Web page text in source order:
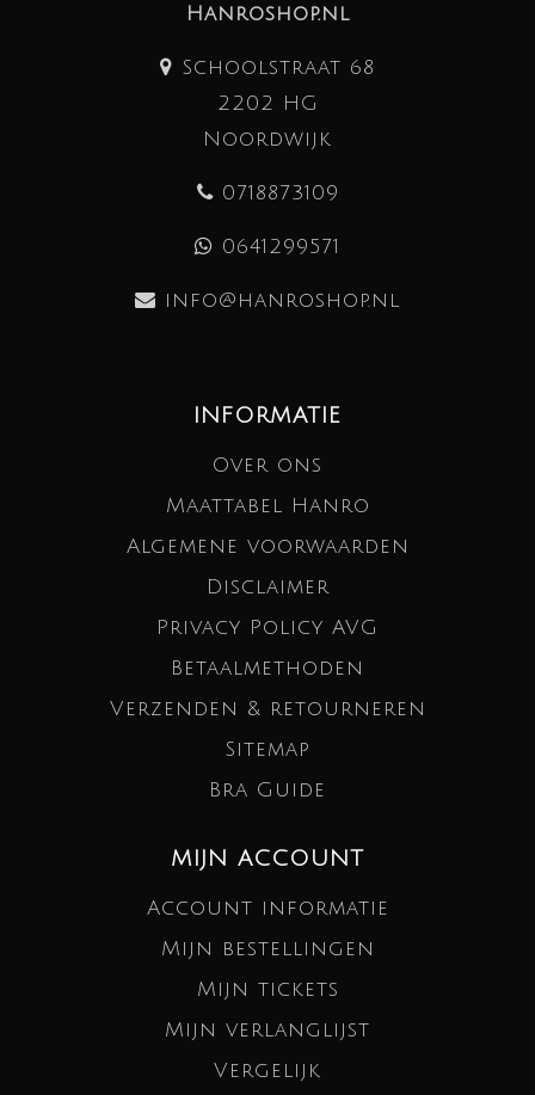
Hanroshop.nl
Schoolstraat 68
2202 HG
Noordwijk
0718873109
0641299571
info@hanroshop.nl
INFORMATIE
Over ons
Maattabel Hanro
Algemene voorwaarden
Disclaimer
Privacy Policy AVG
Betaalmethoden
Verzenden & retourneren
Sitemap
Bra Guide
MIJN ACCOUNT
Account informatie
Mijn bestellingen
Mijn tickets
Mijn verlanglijst
Vergelijk